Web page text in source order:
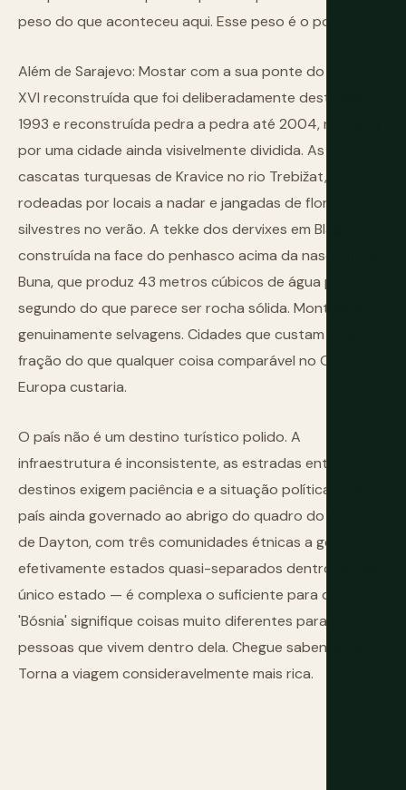
peso do que aconteceu aqui. Esse peso é o ponto.
Além de Sarajevo: Mostar com a sua ponte do século
XVI reconstruída que foi deliberadamente destruída em
1993 e reconstruída pedra a pedra até 2004, rodeada
por uma cidade ainda visivelmente dividida. As
cascatas turquesas de Kravice no rio Trebižat,
rodeadas por locais a nadar e jangadas de flores
silvestres no verão. A tekke dos dervixes em Blagaj,
construída na face do penhasco acima da nascente do
Buna, que produz 43 metros cúbicos de água por
segundo do que parece ser rocha sólida. Montanhas
genuinamente selvagens. Cidades que custam uma
fração do que qualquer coisa comparável no Oeste da
Europa custaria.
O país não é um destino turístico polido. A
infraestrutura é inconsistente, as estradas entre
destinos exigem paciência e a situação política — um
país ainda governado ao abrigo do quadro do Acordo
de Dayton, com três comunidades étnicas a gerir
efetivamente estados quasi-separados dentro de um
único estado — é complexa o suficiente para que
'Bósnia' signifique coisas muito diferentes para as
pessoas que vivem dentro dela. Chegue sabendo disto.
Torna a viagem consideravelmente mais rica.